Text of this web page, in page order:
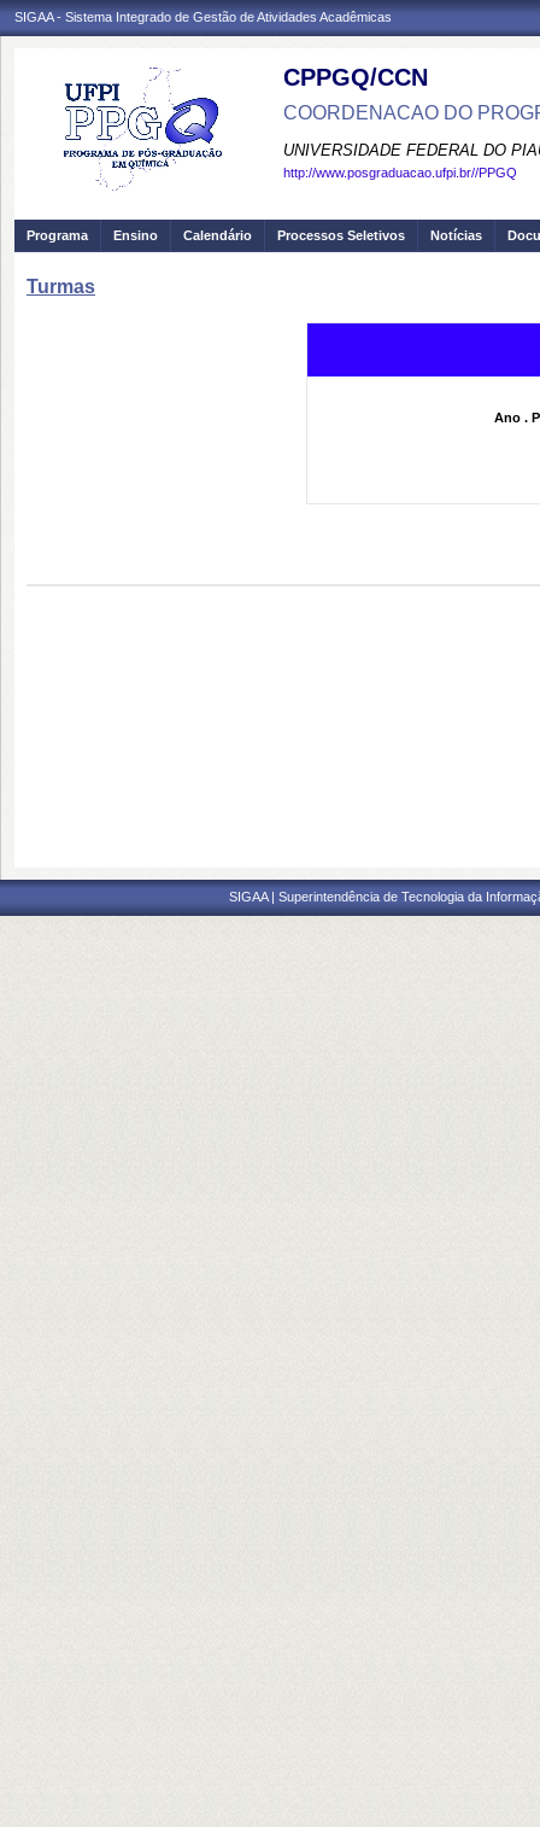
SIGAA - Sistema Integrado de Gestão de Atividades Acadêmicas
CPPGQ/CCN
COORDENACAO DO
UNIVERSIDADE FEDERAL DO
http://www.posgraduacao.ufpi.br//PPGQ
Programa Ensino Calendário Processos Seletivos Notícias
Turmas
Ano .
SIGAA | Superintendência de Tecnologia da